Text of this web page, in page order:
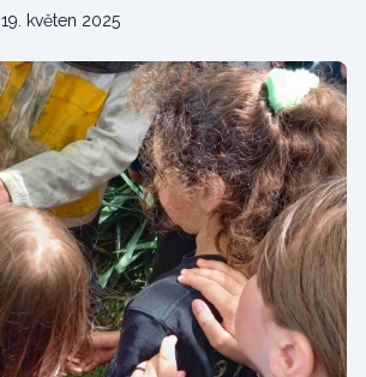
19. květen 2025